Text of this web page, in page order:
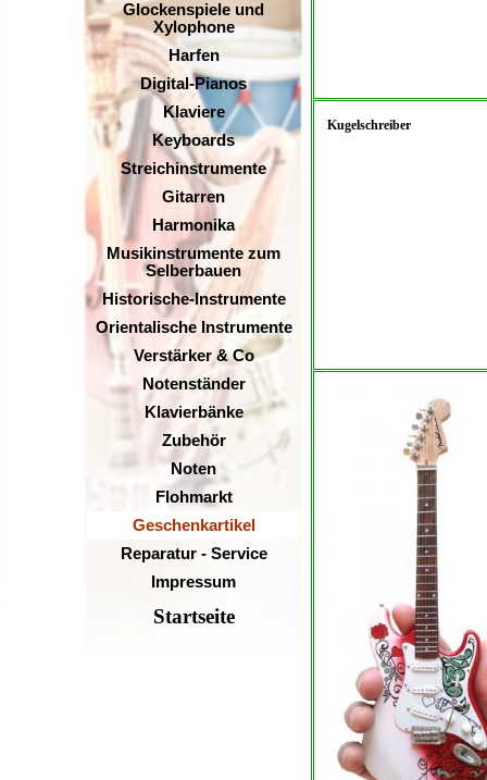
Glockenspiele und
Xylophone
Harfen
Digital-Pianos
Klaviere
Keyboards
Streichinstrumente
Gitarren
Harmonika
Musikinstrumente zum
Selberbauen
Historische-Instrumente
Orientalische Instrumente
Verstärker & Co
Notenständer
Klavierbänke
Zubehör
Noten
Flohmarkt
Geschenkartikel
Reparatur - Service
Impressum
Startseite
Kugelschreiber